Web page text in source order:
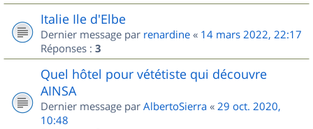
Italie Ile d'Elbe
Dernier message par renardine « 14 mars 2022, 22:17
Réponses : 3
Quel hôtel pour vététiste qui découvre
AINSA
Dernier message par AlbertoSierra « 29 oct. 2020,
10:48